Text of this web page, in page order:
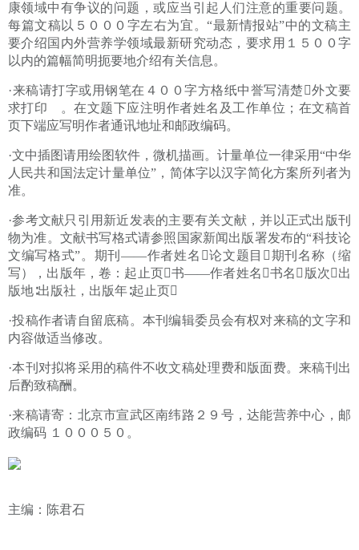
康领域中有争议的问题，或应当引起人们注意的重要问题。
每篇文稿以５０００字左右为宜。“最新情报站”中的文稿主
要介绍国内外营养学领域最新研究动态，要求用１５００字
以内的篇幅简明扼要地介绍有关信息。
·来稿请打字或用钢笔在４００字方格纸中誉写清楚外文要
求打印 。在文题下应注明作者姓名及工作单位；在文稿首
页下端应写明作者通讯地址和邮政编码。
·文中插图请用绘图软件，微机描画。计量单位一律采用“中华
人民共和国法定计量单位”，简体字以汉字简化方案所列者为
准。
·参考文献只引用新近发表的主要有关文献，并以正式出版刊
物为准。文献书写格式请参照国家新闻出版署发布的“科技论
文编写格式”。期刊——作者姓名论文题目期刊名称（缩
写），出版年，卷：起止页书——作者姓名书名版次出
版地∶出版社，出版年∶起止页
·投稿作者请自留底稿。本刊编辑委员会有权对来稿的文字和
内容做适当修改。
·本刊对拟将采用的稿件不收文稿处理费和版面费。来稿刊出
后酌致稿酬。
·来稿请寄：北京市宣武区南纬路２９号，达能营养中心，邮
政编码 １０００５０。
主编：陈君石